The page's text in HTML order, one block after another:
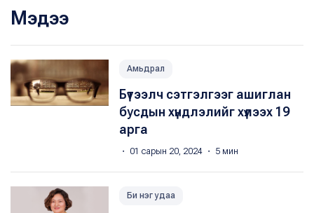
Мэдээ
Амьдрал
Бүтээлч сэтгэлгээг ашиглан
бусдын хүндлэлийг хүлээх 19
арга
・ 01 сарын 20, 2024 ・ 5 мин
Би нэг удаа